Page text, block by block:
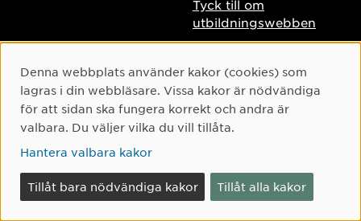
Tyck till om
utbildningswebben
Om webbplatsen
Tillgänglighet på umu.se
Behandling av
personuppgifter
Hantera kakor
Logga in som
webbredaktör
Facebook
Instagram
TikTok
LinkedIn
Cookie-samtycke
Denna webbplats använder kakor (cookies) som
lagras i din webbläsare. Vissa kakor är nödvändiga
för att sidan ska fungera korrekt och andra är
valbara. Du väljer vilka du vill tillåta.
Hantera valbara kakor
Tillåt bara nödvändiga kakor Tillåt alla kakor